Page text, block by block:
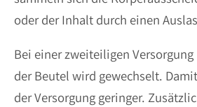
oder der Inhalt durch einen
Bei einer zweiteiligen
der Beutel wird gewechselt.
der Versorgung geringer.